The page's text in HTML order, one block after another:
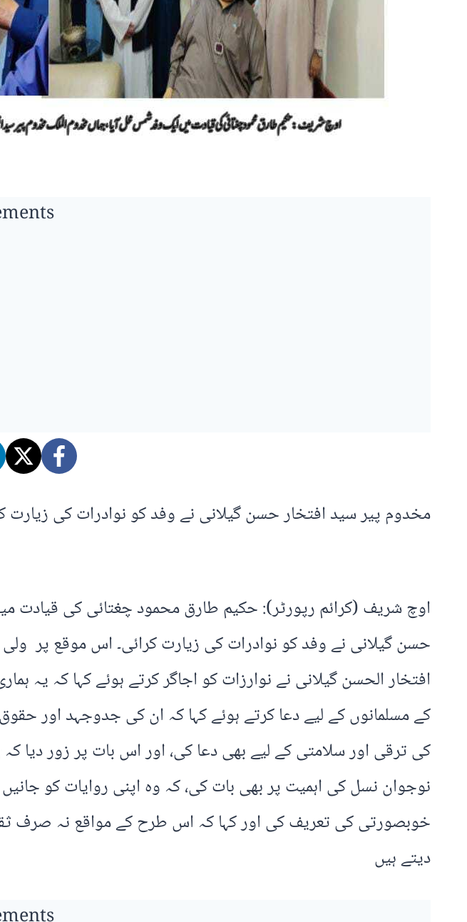
مخدوم پیر سید افتخار حسن گیلانی نے وفد کو نوادرات کی زیارت
اوچ شریف (کرائم رپورٹر): حکیم طارق محمود چغتائی کی قیادت
حسن گیلانی نے وفد کو نوادرات کی زیارت کرائی۔ اس موقع پر
افتخار الحسن گیلانی نے نوارزات کو اجاگر کرتے ہوئے کہا کہ یہ
کے مسلمانوں کے لیے دعا کرتے ہوئے کہا کہ ان کی جدوجہد اور
کی ترقی اور سلامتی کے لیے بھی دعا کی، اور اس بات پر زور دیا
نوجوان نسل کی اہمیت پر بھی بات کی، کہ وہ اپنی روایات کو
خوبصورتی کی تعریف کی اور کہا کہ اس طرح کے مواقع نہ صرف
دیتے ہیں